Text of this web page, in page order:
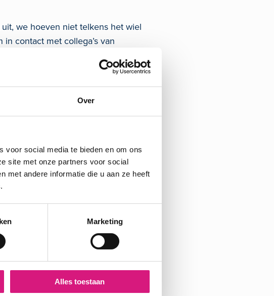
Over
voor social media te bieden en om ons
site met onze partners voor social
met andere informatie die u aan ze heeft
Marketing
Alles toestaan
we hoeven niet telkens het wiel
contact met collega’s van
en kiezen we samen een
en daarbij hun werkwijze
kunnen zorgen dat al onze
we ook een aantal
kunnen hiervan